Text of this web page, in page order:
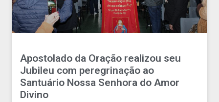
Apostolado da Oração realizou seu
Jubileu com peregrinação ao
Santuário Nossa Senhora do Amor
Divino